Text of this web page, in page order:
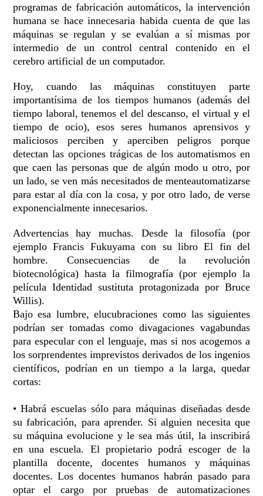
programas de fabricación automáticos, la intervención
humana se hace innecesaria habida cuenta de que las
máquinas se regulan y se evalúan a sí mismas por
intermedio de un control central contenido en el
cerebro artificial de un computador.
Hoy, cuando las máquinas constituyen parte
importantísima de los tiempos humanos (además del
tiempo laboral, tenemos el del descanso, el virtual y el
tiempo de ocio), esos seres humanos aprensivos y
maliciosos perciben y aperciben peligros porque
detectan las opciones trágicas de los automatismos en
que caen las personas que de algún modo u otro, por
un lado, se ven más necesitados de menteautomatizarse
para estar al día con la cosa, y por otro lado, de verse
exponencialmente innecesarios.
Advertencias hay muchas. Desde la filosofía (por
ejemplo Francis Fukuyama con su libro El fin del
hombre. Consecuencias de la revolución
biotecnológica) hasta la filmografía (por ejemplo la
película Identidad sustituta protagonizada por Bruce
Willis).
Bajo esa lumbre, elucubraciones como las siguientes
podrían ser tomadas como divagaciones vagabundas
para especular con el lenguaje, mas si nos acogemos a
los sorprendentes imprevistos derivados de los ingenios
científicos, podrían en un tiempo a la larga, quedar
cortas:
• Habrá escuelas sólo para máquinas diseñadas desde
su fabricación, para aprender. Si alguien necesita que
su máquina evolucione y le sea más útil, la inscribirá
en una escuela. El propietario podrá escoger de la
plantilla docente, docentes humanos y máquinas
docentes. Los docentes humanos habrán pasado para
optar el cargo por pruebas de automatizaciones